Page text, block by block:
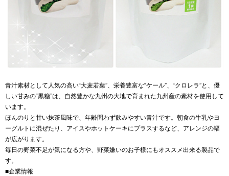
青汁素材として人気の高い“大麦若葉”、栄養豊富な“ケール”、“クロレラ”と、優
しい甘みの“黒糖”は、自然豊かな九州の大地で育まれた九州産の素材を使用して
います。
ほんのりと甘い抹茶風味で、年齢問わず飲みやすい青汁です。朝食の牛乳やヨ
ーグルトに混ぜたり、アイスやホットケーキにプラスするなど、アレンジの幅
が広がります。
毎日の野菜不足が気になる方や、野菜嫌いのお子様にもオススメ出来る製品で
す。
■企業情報